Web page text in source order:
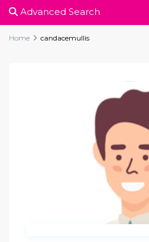
Advanced Search
Home candacemullis